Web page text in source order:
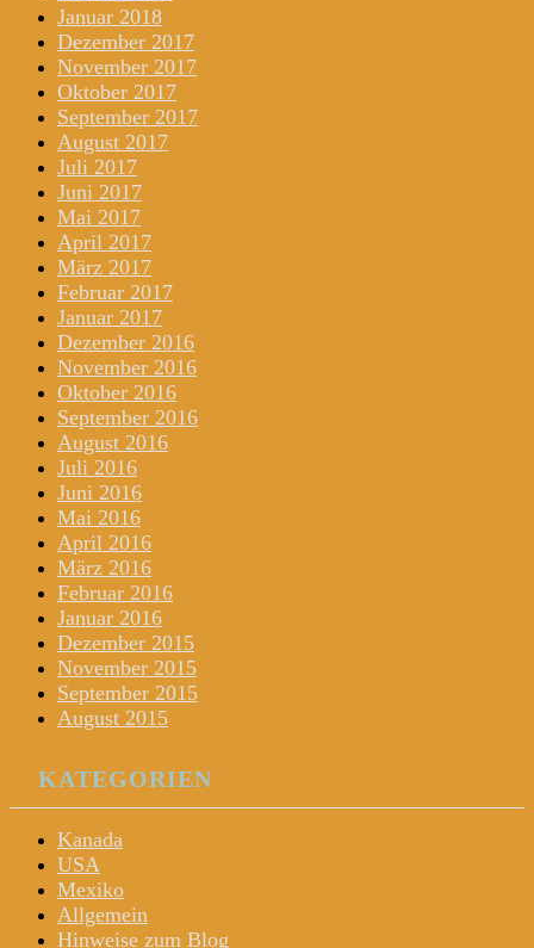
Januar 2018
Dezember 2017
November 2017
Oktober 2017
September 2017
August 2017
Juli 2017
Juni 2017
Mai 2017
April 2017
März 2017
Februar 2017
Januar 2017
Dezember 2016
November 2016
Oktober 2016
September 2016
August 2016
Juli 2016
Juni 2016
Mai 2016
April 2016
März 2016
Februar 2016
Januar 2016
Dezember 2015
November 2015
September 2015
August 2015
KATEGORIEN
Kanada
USA
Mexiko
Allgemein
Hinweise zum Blog